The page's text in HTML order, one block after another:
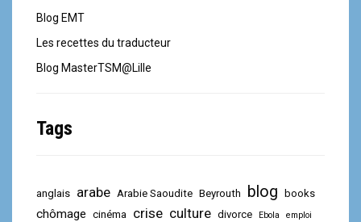
Blog EMT
Les recettes du traducteur
Blog MasterTSM@Lille
Tags
anglais arabe Arabie Saoudite Beyrouth blog books
chômage cinéma crise culture divorce Ebola emploi